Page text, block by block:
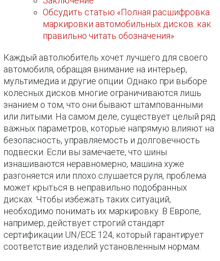
Обсудить статью «Полная расшифровка
маркировки автомобильных дисков: как
правильно читать обозначения»
Каждый автолюбитель хочет лучшего для своего
автомобиля, обращая внимание на интерьер,
мультимедиа и другие опции. Однако при выборе
колесных дисков многие ограничиваются лишь
знанием о том, что они бывают штампованными
или литыми. На самом деле, существует целый ряд
важных параметров, которые напрямую влияют на
безопасность, управляемость и долговечность
подвески. Если вы замечаете, что шины
изнашиваются неравномерно, машина хуже
разгоняется или плохо слушается руля, проблема
может крыться в неправильно подобранных
дисках. Чтобы избежать таких ситуаций,
необходимо понимать их маркировку. В Европе,
например, действует строгий стандарт
сертификации UN/ECE 124, который гарантирует
соответствие изделий установленным нормам.